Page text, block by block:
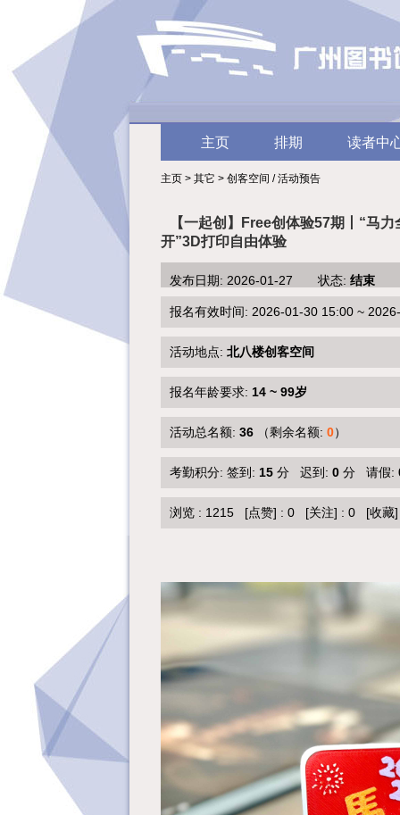
主页 排期 读者中
主页 > 其它 > 创客空间 / 活动预告
【一起创】Free创体验57期丨“马力
开”3D打印自由体验
发布日期: 2026-01-27 状态: 结束
报名有效时间: 2026-01-30 15:00 ~
活动地点: 北八楼创客空间
报名年龄要求: 14 ~ 99岁
活动总名额: 36 （剩余名额: 0）
考勤积分: 签到: 15 分 迟到: 0 分 请假:
浏览 : 1215 [点赞] : 0 [关注] : 0 [收藏]